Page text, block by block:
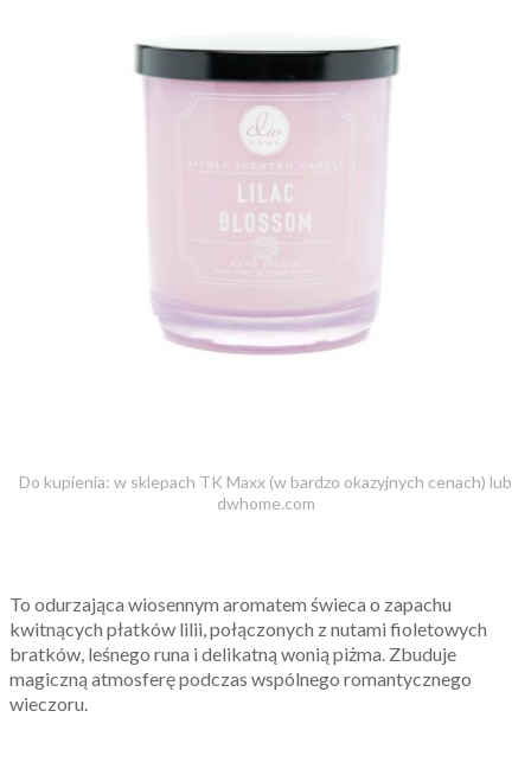
Do kupienia: w sklepach TK Maxx (w bardzo okazyjnych cenach) lub
dwhome.com
To odurzająca wiosennym aromatem świeca o zapachu
kwitnących płatków lilii, połączonych z nutami fioletowych
bratków, leśnego runa i delikatną wonią piżma. Zbuduje
magiczną atmosferę podczas wspólnego romantycznego
wieczoru.